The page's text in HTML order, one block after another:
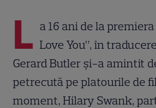
L a 16 ani de la premiera
Love You”, în traducere
Gerard Butler și-a amintit
petrecută pe platourile de
moment, Hilary Swank,